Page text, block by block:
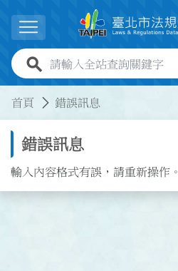
展開選單
全站查詢關鍵字欄位
首頁 錯誤訊息
錯誤訊息
輸入內容格式有誤，請重新操作。